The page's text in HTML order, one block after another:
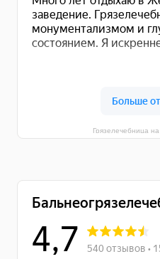
Грязелечебница